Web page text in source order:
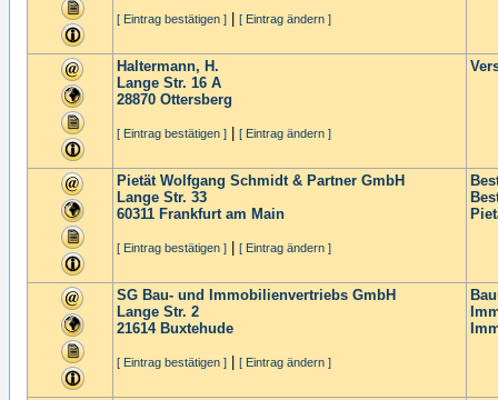
[ Eintrag bestätigen ] [ Eintrag ändern ]
Haltermann, H.
Lange Str. 16 A
28870 Ottersberg
[ Eintrag bestätigen ] [ Eintrag ändern ]
Pietät Wolfgang Schmidt & Partner GmbH
Lange Str. 33
60311 Frankfurt am Main
[ Eintrag bestätigen ] [ Eintrag ändern ]
SG Bau- und Immobilienvertriebs GmbH
Lange Str. 2
21614 Buxtehude
[ Eintrag bestätigen ] [ Eintrag ändern ]